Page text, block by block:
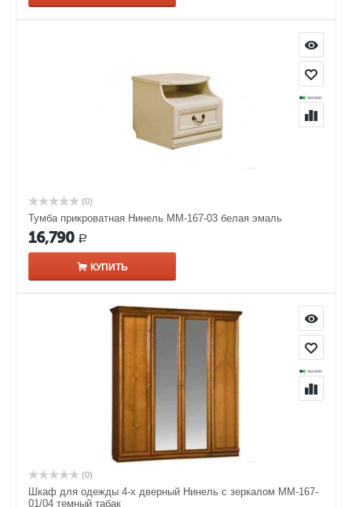
(0)
Тумба прикроватная Нинель ММ-167-03 белая эмаль
16,790 Р
КУПИТЬ
(0)
Шкаф для одежды 4-х дверный Нинель с зеркалом ММ-167-
01/04 темный табак